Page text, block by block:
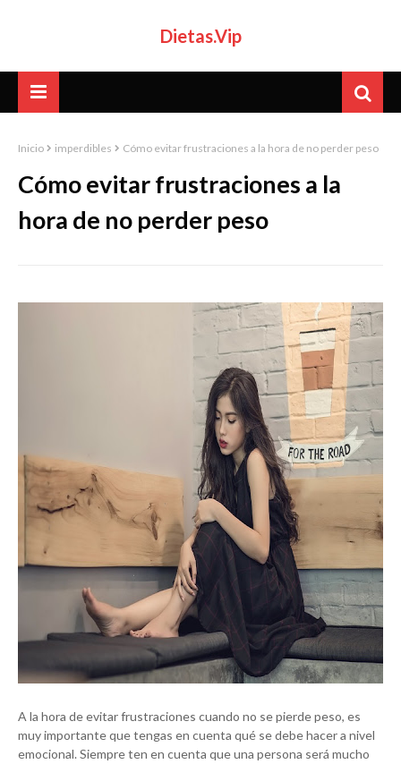
Dietas.Vip
Inicio imperdibles Cómo evitar frustraciones a la hora de no perder peso
Cómo evitar frustraciones a la
hora de no perder peso
A la hora de evitar frustraciones cuando no se pierde peso, es
muy importante que tengas en cuenta qué se debe hacer a nivel
emocional. Siempre ten en cuenta que una persona será mucho